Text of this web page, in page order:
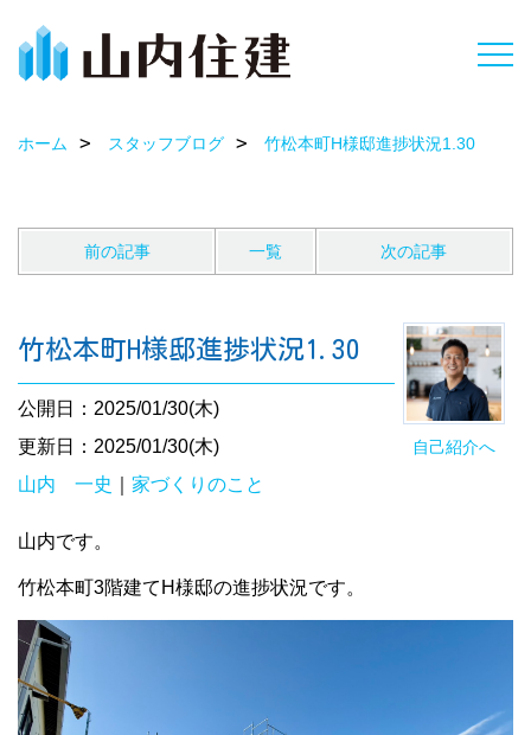
ホーム スタッフブログ 竹松本町H様邸進捗状況1.30
前の記事 一覧 次の記事
自己紹介へ
竹松本町H様邸進捗状況1.30
公開日：2025/01/30(木)
更新日：2025/01/30(木)
山内 一史
家づくりのこと
山内です。
竹松本町3階建てH様邸の進捗状況です。